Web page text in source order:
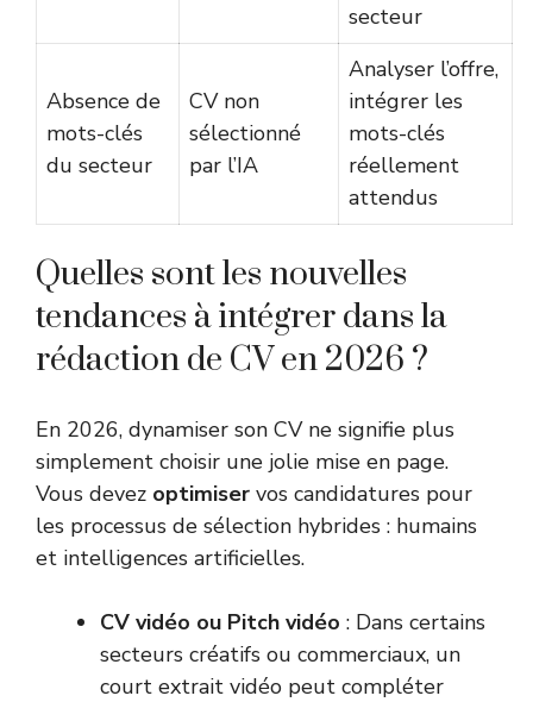
secteur
Absence de
mots-clés
du secteur
CV non
sélectionné
par l’IA
Analyser l’offre,
intégrer les
mots-clés
réellement
attendus
Quelles sont les nouvelles
tendances à intégrer dans la
rédaction de CV en 2026 ?
En 2026, dynamiser son CV ne signifie plus
simplement choisir une jolie mise en page.
Vous devez optimiser vos candidatures pour
les processus de sélection hybrides : humains
et intelligences artificielles.
CV vidéo ou Pitch vidéo : Dans certains
secteurs créatifs ou commerciaux, un
court extrait vidéo peut compléter